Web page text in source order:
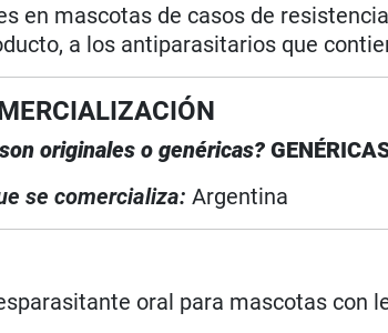
en mascotas de casos de
a los antiparasitarios que
originales o genéricas?
se comercializa:Argentina
oral para mascotas con